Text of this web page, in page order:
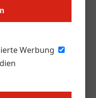
Werbung
der
von Gastronomie-
neuen
des